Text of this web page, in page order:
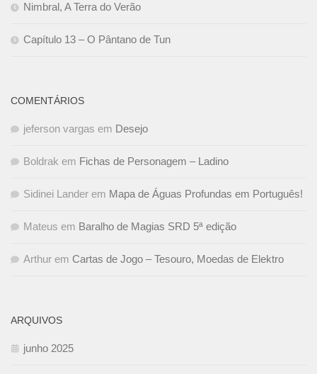
Nimbral, A Terra do Verão
Capítulo 13 – O Pântano de Tun
COMENTÁRIOS
jeferson vargas em Desejo
Boldrak em Fichas de Personagem – Ladino
Sidinei Lander em Mapa de Águas Profundas em Português!
Mateus em Baralho de Magias SRD 5ª edição
Arthur em Cartas de Jogo – Tesouro, Moedas de Elektro
ARQUIVOS
junho 2025